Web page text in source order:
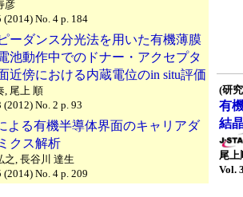
彦
(2014) No. 4 p. 184
ーダンス分光法を用いた有機薄膜
池動作中でのドナー・アクセプタ
近傍における内蔵電位のin situ評価
, 尾上 順
(2012) No. 2 p. 93
よる有機半導体界面のキャリアダ
クス解析
之, 長谷川 達生
(2014) No. 4 p. 209
(研
有
結
尾上
Vol.